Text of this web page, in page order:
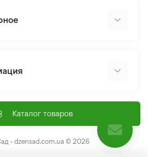
Каталог товаров
- dzensad.com.ua © 2026